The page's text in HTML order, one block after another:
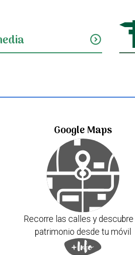
expand_circle_down
Google Maps
Recorre las calles y descubre
patrimonio desde tu móvil